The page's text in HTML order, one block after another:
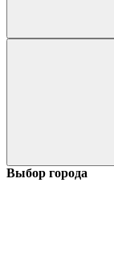
Выбор города